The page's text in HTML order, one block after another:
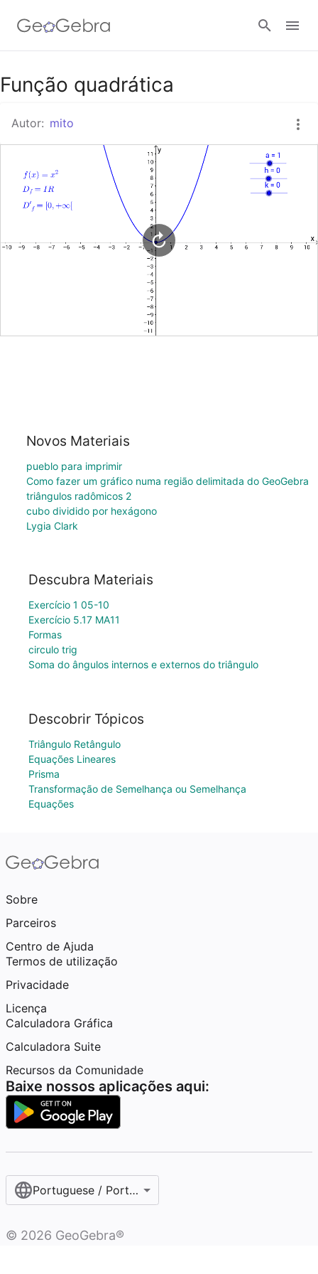
Google Classroom
GeoGebra Classroom
Entrar
Função quadrática
Autor: mito
Novos Materiais
pueblo para imprimir
Como fazer um gráfico numa região delimitada do GeoGebra
triângulos radômicos 2
cubo dividido por hexágono
Lygia Clark
Descubra Materiais
Exercício 1 05-10
Exercício 5.17 MA11
Formas
circulo trig
Soma do ângulos internos e externos do triângulo
Descobrir Tópicos
Triângulo Retângulo
Equações Lineares
Prisma
Transformação de Semelhança ou Semelhança
Equações
Sobre
Parceiros
Centro de Ajuda
Termos de utilização
Privacidade
Licença
Calculadora Gráfica
Calculadora Suite
Recursos da Comunidade
Baixe nossos aplicações aqui:
Portuguese / Português (Portugal)
© 2026 GeoGebra®